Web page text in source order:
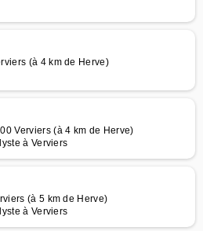
(à 4 km de Herve)
Verviers (à 4 km de Herve)
à Verviers
(à 5 km de Herve)
à Verviers